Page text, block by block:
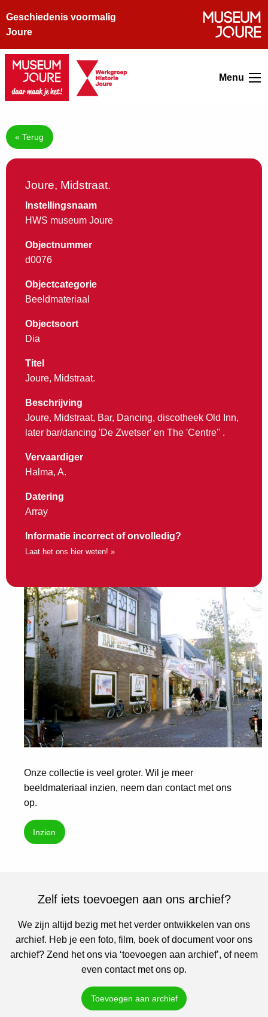
Geschiedenis voormalig
Joure
Menu
« Terug
Joure, Midstraat.
Instellingsnaam
HWS museum Joure
Objectnummer
d0076
Objectcategorie
Beeldmateriaal
Objectsoort
Dia
Titel
Joure, Midstraat.
Beschrijving
Joure, Midstraat, Bar, Dancing, discotheek Old Inn,
later bar/dancing 'De Zwetser' en The 'Centre'' .
Vervaardiger
Halma, A.
Datering
Array
Informatie incorrect of onvolledig?
Laat het ons hier weten! »
Onze collectie is veel groter. Wil je meer
beeldmateriaal inzien, neem dan contact met ons
op.
Inzien
Zelf iets toevoegen aan ons archief?
We zijn altijd bezig met het verder ontwikkelen van ons
archief. Heb je een foto, film, boek of document voor ons
archief? Zend het ons via ‘toevoegen aan archief’, of neem
even contact met ons op.
Toevoegen aan archief